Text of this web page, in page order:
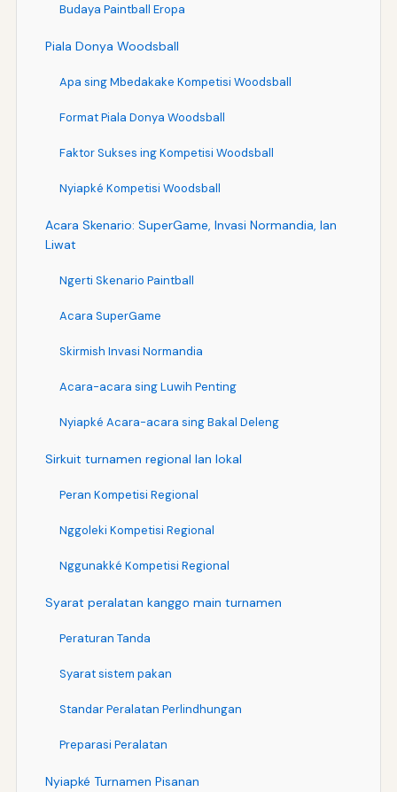
Budaya Paintball Eropa
Piala Donya Woodsball
Apa sing Mbedakake Kompetisi Woodsball
Format Piala Donya Woodsball
Faktor Sukses ing Kompetisi Woodsball
Nyiapké Kompetisi Woodsball
Acara Skenario: SuperGame, Invasi Normandia, lan
Liwat
Ngerti Skenario Paintball
Acara SuperGame
Skirmish Invasi Normandia
Acara-acara sing Luwih Penting
Nyiapké Acara-acara sing Bakal Deleng
Sirkuit turnamen regional lan lokal
Peran Kompetisi Regional
Nggoleki Kompetisi Regional
Nggunakké Kompetisi Regional
Syarat peralatan kanggo main turnamen
Peraturan Tanda
Syarat sistem pakan
Standar Peralatan Perlindhungan
Preparasi Peralatan
Nyiapké Turnamen Pisanan